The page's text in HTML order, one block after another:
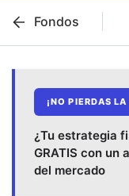
Fondos
¡NO PIERDAS
¿Tu estrategia
GRATIS con un
del mercado